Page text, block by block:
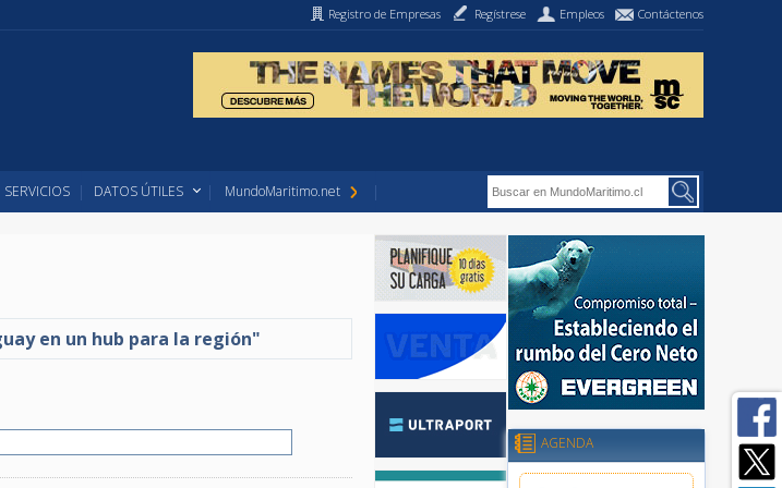
Registro de Empresas Regístrese Empleos Contáctenos
SERVICIOS DATOS ÚTILES MundoMaritimo.net
en un hub para la región"
AGENDA